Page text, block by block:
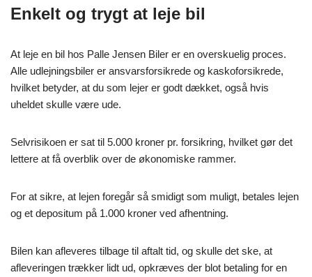
Enkelt og trygt at leje bil
At leje en bil hos Palle Jensen Biler er en overskuelig proces.
Alle udlejningsbiler er ansvarsforsikrede og kaskoforsikrede,
hvilket betyder, at du som lejer er godt dækket, også hvis
uheldet skulle være ude.
Selvrisikoen er sat til 5.000 kroner pr. forsikring, hvilket gør det
lettere at få overblik over de økonomiske rammer.
For at sikre, at lejen foregår så smidigt som muligt, betales lejen
og et depositum på 1.000 kroner ved afhentning.
Bilen kan afleveres tilbage til aftalt tid, og skulle det ske, at
afleveringen trækker lidt ud, opkræves der blot betaling for en